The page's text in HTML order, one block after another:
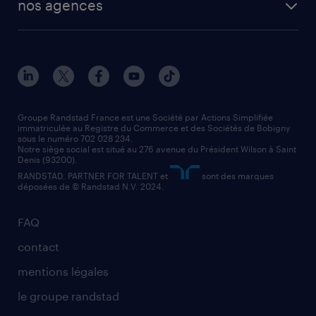
manutentionnaire
assistant administratif
comptable
solutions opérationnelles
contact entreprise
faq intérim / recrutement
nos agences
nos agences par ville
nos agences par région
nos cabinets de recrutement
FAQ
contact
mentions légales
le groupe randstad
Groupe Randstad France est une Société par Actions Simplifiée
immatriculée au Registre du Commerce et des Sociétés de Bobigny
sous le numéro 702 028 234.
Notre siège social est situé au 276 avenue du Président Wilson à Saint
Denis (93200).
RANDSTAD, PARTNER FOR TALENT et
sont des marques
déposées de © Randstad N.V. 2024.